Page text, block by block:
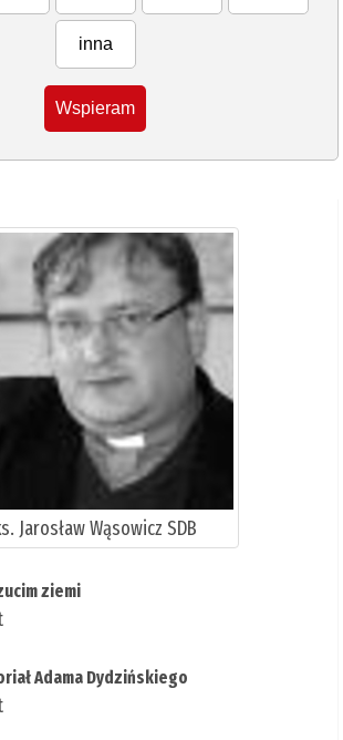
inna
Wspieram
Jarosław Wąsowicz SDB
ziemi
Adama Dydzińskiego